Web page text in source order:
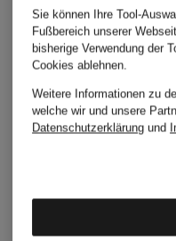
Sie können Ihre Tool-
Fußbereich unserer
bisherige Verwendung der
Cookies ablehnen.
Weitere Informationen zu
welche wir und unsere
Datenschutzerklärung und